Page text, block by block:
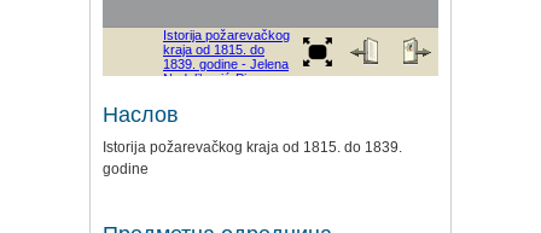
Наслов
Istorija požarevačkog kraja od 1815. do 1839.
godine